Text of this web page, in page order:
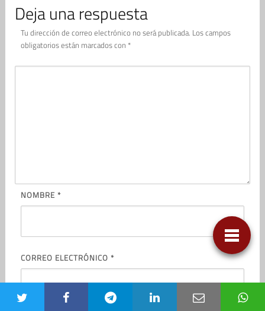
Deja una respuesta
Tu dirección de correo electrónico no será publicada. Los campos
obligatorios están marcados con *
NOMBRE *
CORREO ELECTRÓNICO *